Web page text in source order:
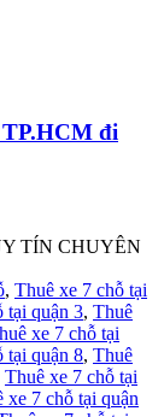
TP.HCM đi
TÍN CHUYÊN
, Thuê xe 7 chỗ tại
tại quận 3, Thuê
xe 7 chỗ tại
tại quận 8, Thuê
Thuê xe 7 chỗ tại
xe 7 chỗ tại quận